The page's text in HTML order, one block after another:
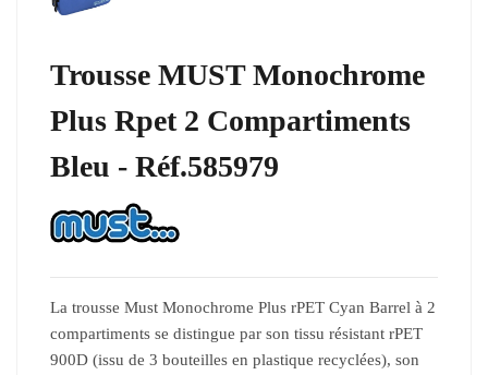
Trousse MUST Monochrome
Plus Rpet 2 Compartiments
Bleu - Réf.585979
La trousse Must Monochrome Plus rPET Cyan Barrel à 2
compartiments se distingue par son tissu résistant rPET
900D (issu de 3 bouteilles en plastique recyclées), son